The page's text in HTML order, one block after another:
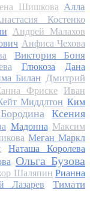
Шишкова Алла
Костенко
Андрей Малахов
Анфиса Чехова
Виктория Боня
Глюкоза
Дана
Билан Дмитрий
Фриске
Иван
Миддлтон Ким
Ксения
Мадонна Максим
Меган Маркл
Наташа Королева
Ольга Бузова
Шаляпин Рианна
Лазарев
Тимати